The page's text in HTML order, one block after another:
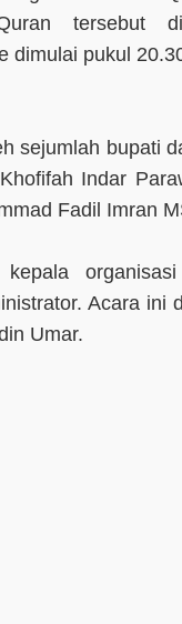
tersebut
dimulai pukul
sejumlah bupati
Indar
Fadil Imran
kepala
Acara ini
Umar.